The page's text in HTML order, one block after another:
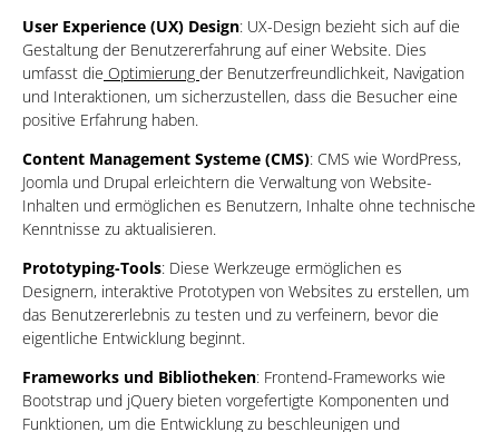
User Experience (UX) Design: UX-Design bezieht sich auf die
Gestaltung der Benutzererfahrung auf einer Website. Dies
umfasst die Optimierung der Benutzerfreundlichkeit, Navigation
und Interaktionen, um sicherzustellen, dass die Besucher eine
positive Erfahrung haben.
Content Management Systeme (CMS): CMS wie WordPress,
Joomla und Drupal erleichtern die Verwaltung von Website-
Inhalten und ermöglichen es Benutzern, Inhalte ohne technische
Kenntnisse zu aktualisieren.
Prototyping-Tools: Diese Werkzeuge ermöglichen es
Designern, interaktive Prototypen von Websites zu erstellen, um
das Benutzererlebnis zu testen und zu verfeinern, bevor die
eigentliche Entwicklung beginnt.
Frameworks und Bibliotheken: Frontend-Frameworks wie
Bootstrap und jQuery bieten vorgefertigte Komponenten und
Funktionen, um die Entwicklung zu beschleunigen und